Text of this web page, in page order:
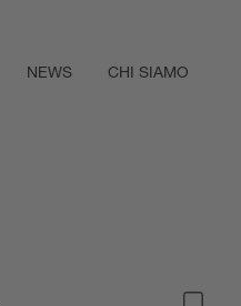
NEWS CHI SIAMO